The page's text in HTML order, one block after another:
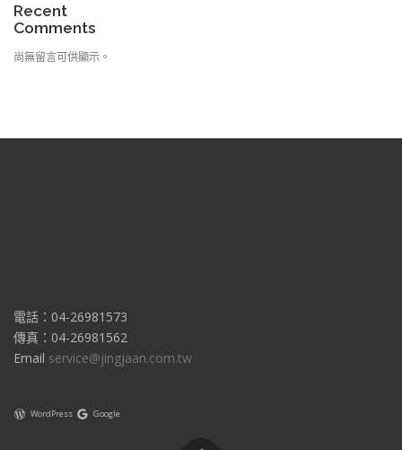
Recent
Comments
尚無留言可供顯示。
電話：04-26981573
傳真：04-26981562
Email service@jingjaan.com.tw
WordPress Google